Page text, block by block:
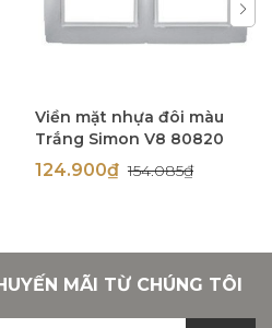
Viền mặt nhựa đôi màu
Trắng Simon V8 80820
124.900₫154.085₫
MÃI TỪ CHÚNG TÔI